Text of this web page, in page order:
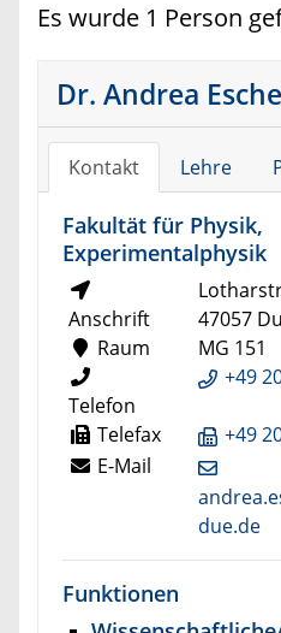
Es wurde 1 Person
Dr. Andrea
Kontakt Lehre
Fakultät für Physik,
Experimentalphysik
Anschrift
47057
Raum
MG 151
Telefon
+49
Telefax
+49
E-Mail
due.de
Funktionen